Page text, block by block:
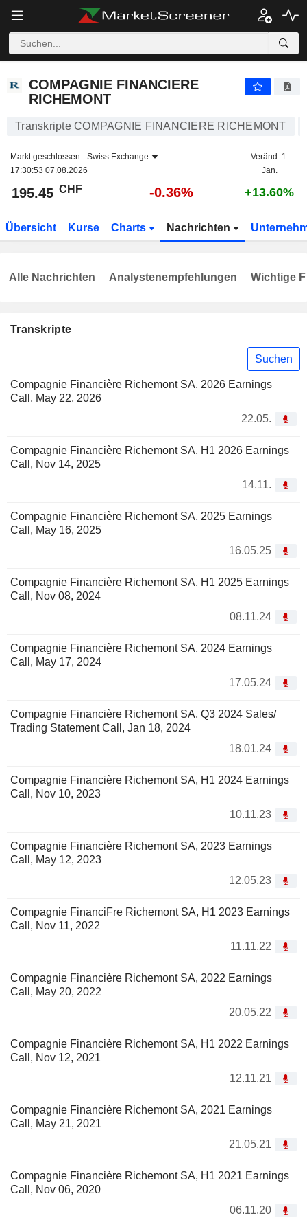
COMPAGNIE FINANCIERE
RICHEMONT
Transkripte COMPAGNIE FINANCIERE RICHEMONT
Markt geschlossen - Swiss Exchange
17:30:53 07.08.2026
Veränd. 1.
Jan.
195.45 CHF -0.36% +13.60%
Übersicht Kurse Charts Nachrichten
Transkripte
Suchen
Compagnie Financière Richemont SA, 2026 Earnings
Call, May 22, 2026
22.05.
Compagnie Financière Richemont SA, H1 2026 Earnings
Call, Nov 14, 2025
14.11.
Compagnie Financière Richemont SA, 2025 Earnings
Call, May 16, 2025
16.05.25
Compagnie Financière Richemont SA, H1 2025 Earnings
Call, Nov 08, 2024
08.11.24
Compagnie Financière Richemont SA, 2024 Earnings
Call, May 17, 2024
17.05.24
Compagnie Financière Richemont SA, Q3 2024 Sales/
Trading Statement Call, Jan 18, 2024
18.01.24
Compagnie Financière Richemont SA, H1 2024 Earnings
Call, Nov 10, 2023
10.11.23
Compagnie Financière Richemont SA, 2023 Earnings
Call, May 12, 2023
12.05.23
Compagnie FinanciFre Richemont SA, H1 2023 Earnings
Call, Nov 11, 2022
11.11.22
Compagnie Financière Richemont SA, 2022 Earnings
Call, May 20, 2022
20.05.22
Compagnie Financière Richemont SA, H1 2022 Earnings
Call, Nov 12, 2021
12.11.21
Compagnie Financière Richemont SA, 2021 Earnings
Call, May 21, 2021
21.05.21
Compagnie Financière Richemont SA, H1 2021 Earnings
Call, Nov 06, 2020
06.11.20
Alle Nachrichten Analystenempfehlungen Wichtige